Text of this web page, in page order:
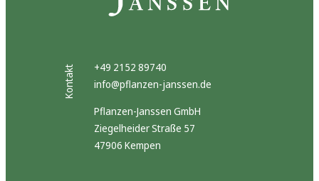
Kontakt
+49 2152 89740
info@pflanzen-janssen.de
Pflanzen-Janssen GmbH
Ziegelheider Straße 57
47906 Kempen